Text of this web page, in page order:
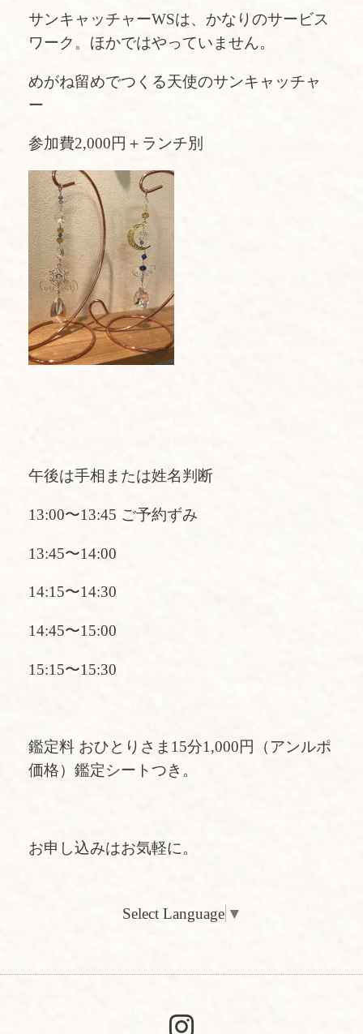
サンキャッチャーWSは、かなりのサービス
ワーク。ほかではやっていません。
めがね留めでつくる天使のサンキャッチャ
ー
参加費2,000円＋ランチ別
午後は手相または姓名判断
13:00〜13:45 ご予約ずみ
13:45〜14:00
14:15〜14:30
14:45〜15:00
15:15〜15:30
鑑定料 おひとりさま15分1,000円（アンルポ
価格）鑑定シートつき。
お申し込みはお気軽に。
Select Language ▼